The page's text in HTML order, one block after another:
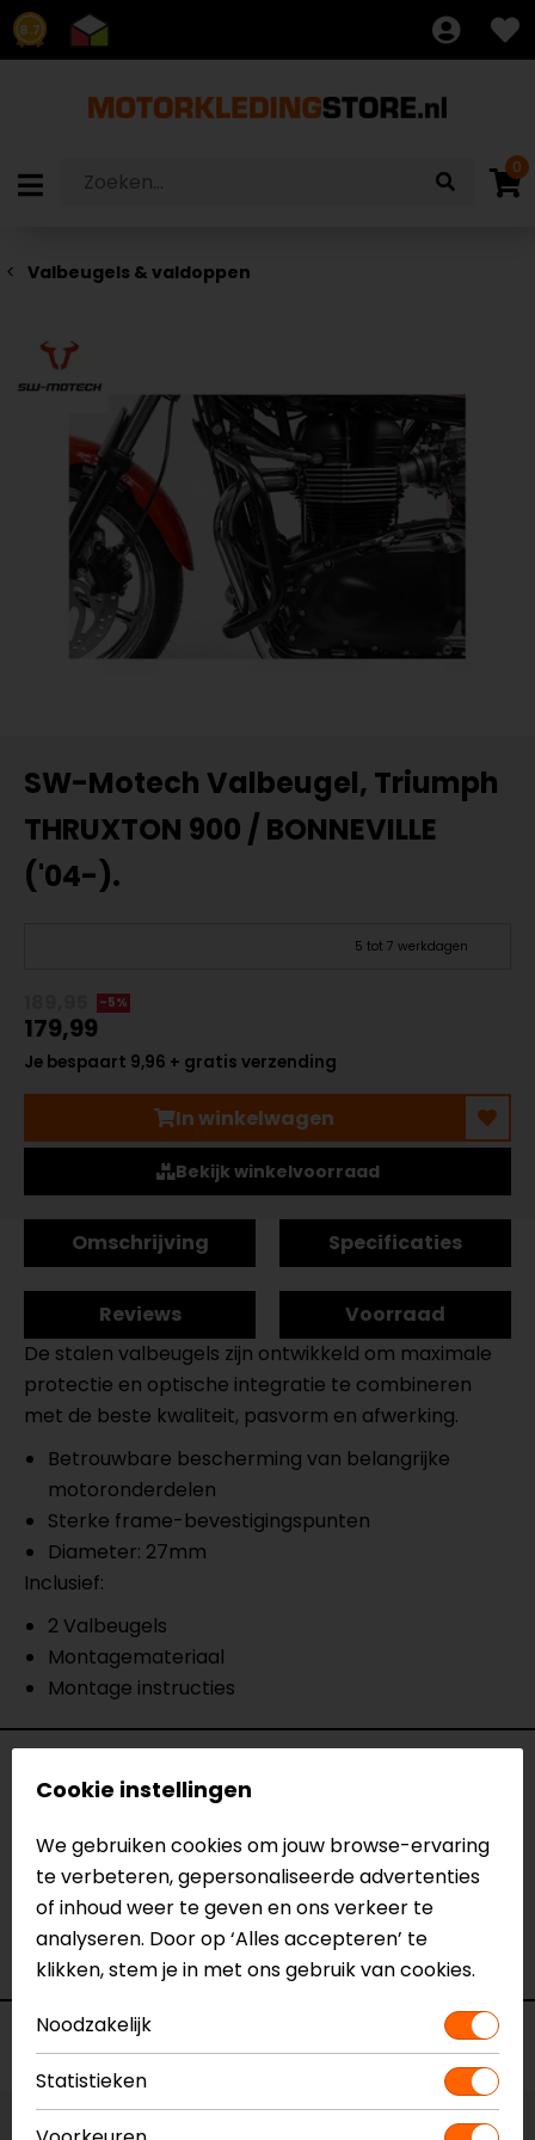
8.7
0
Valbeugels & valdoppen
SW-Motech Valbeugel, Triumph
THRUXTON 900 / BONNEVILLE
('04-).
5 tot 7 werkdagen
-5%
179,99
Je bespaart 9,96 + gratis verzending
In winkelwagen
Bekijk winkelvoorraad
Omschrijving Specificaties
Reviews
Voorraad
De stalen valbeugels zijn ontwikkeld om maximale
protectie en optische integratie te combineren
met de beste kwaliteit, pasvorm en afwerking.
Betrouwbare bescherming van belangrijke
motoronderdelen
Sterke frame-bevestigingspunten
Diameter: 27mm
Inclusief:
2 Valbeugels
Montagemateriaal
Montage instructies
Specificaties
Naam
Valbeugel, Triumph THRUXTON 900 /
BONNEVILLE ('04-).
Model
SBL.11.249.10000/B
Merk
SW-Motech
Kleur
N.v.t.
Voorraad
Cookie instellingen
We gebruiken cookies om jouw browse-ervaring
te verbeteren, gepersonaliseerde advertenties
of inhoud weer te geven en ons verkeer te
analyseren. Door op ‘Alles accepteren’ te
klikken, stem je in met ons gebruik van cookies.
Noodzakelijk
Statistieken